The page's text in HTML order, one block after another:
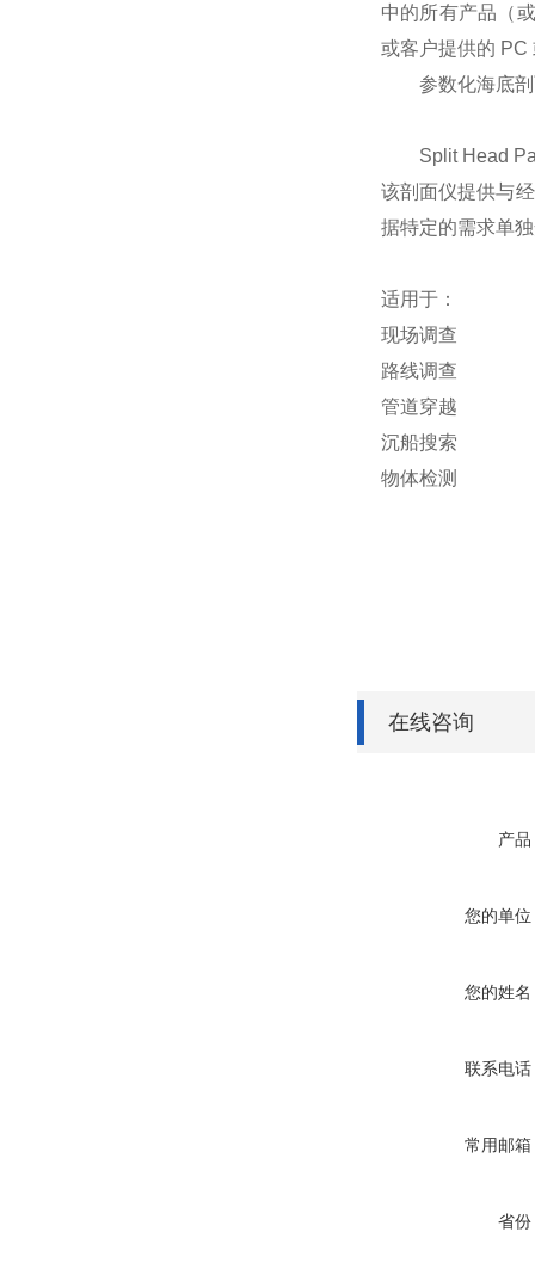
中的所有产品（
或客户提供的 PC
参数化海底剖
Split Head
该剖面仪提供与
据特定的需求单
适用于：
现场调查
路线调查
管道穿越
沉船搜索
物体检测
在线咨询
产品
您的单位
您的姓名
联系电话
常用邮箱
省份